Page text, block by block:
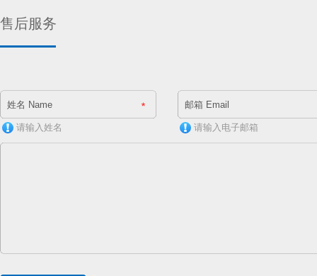
售后服务
请输入姓名 请输入电子邮箱